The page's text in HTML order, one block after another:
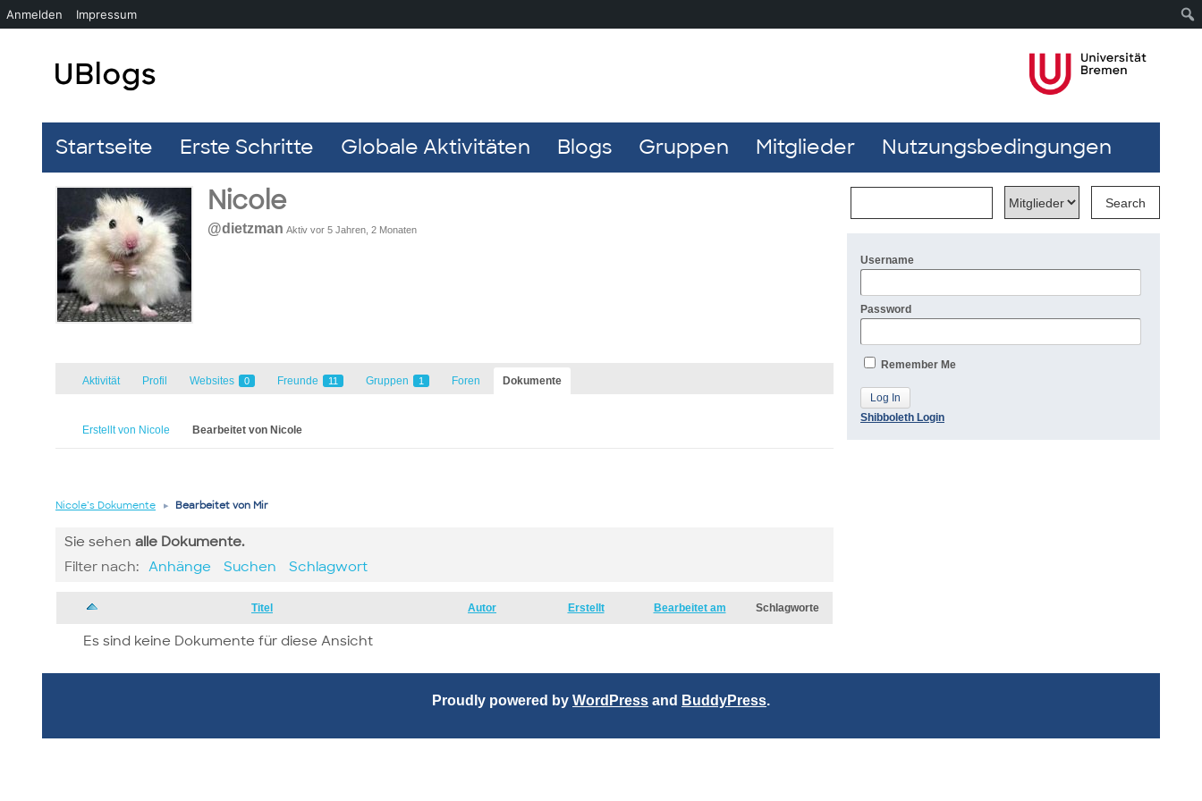
Startseite Erste Schritte Globale Aktivitäten Blogs Gruppen Mitglieder Nutzungsbedingungen
Nicole
@dietzman Aktiv vor 5 Jahren, 2 Monaten
Aktivität Profil Websites 0 Freunde 11 Gruppen 1 Foren Dokumente
Erstellt von Nicole Bearbeitet von Nicole
Nicole’s Dokumente ▸ Bearbeitet von Mir
Sie sehen alle Dokumente.
Filter nach: Anhänge Suchen Schlagwort
Has
Titel Autor Erstellt Bearbeitet am Schlagworte
Es sind keine Dokumente für diese Ansicht
Username
Password
Remember Me
Shibboleth Login
Proudly powered by WordPress and BuddyPress.
Anmelden Impressum